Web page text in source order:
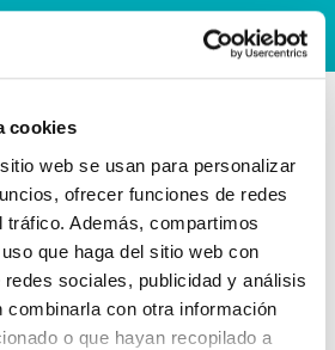
cookies
web se usan para personalizar
ofrecer funciones de redes
Además, compartimos
que haga del sitio web con
sociales, publicidad y análisis
combinarla con otra información
o que hayan recopilado a